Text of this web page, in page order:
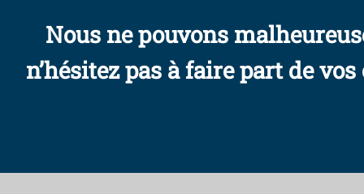
Nous ne pouvons
n’hésitez pas à faire part de